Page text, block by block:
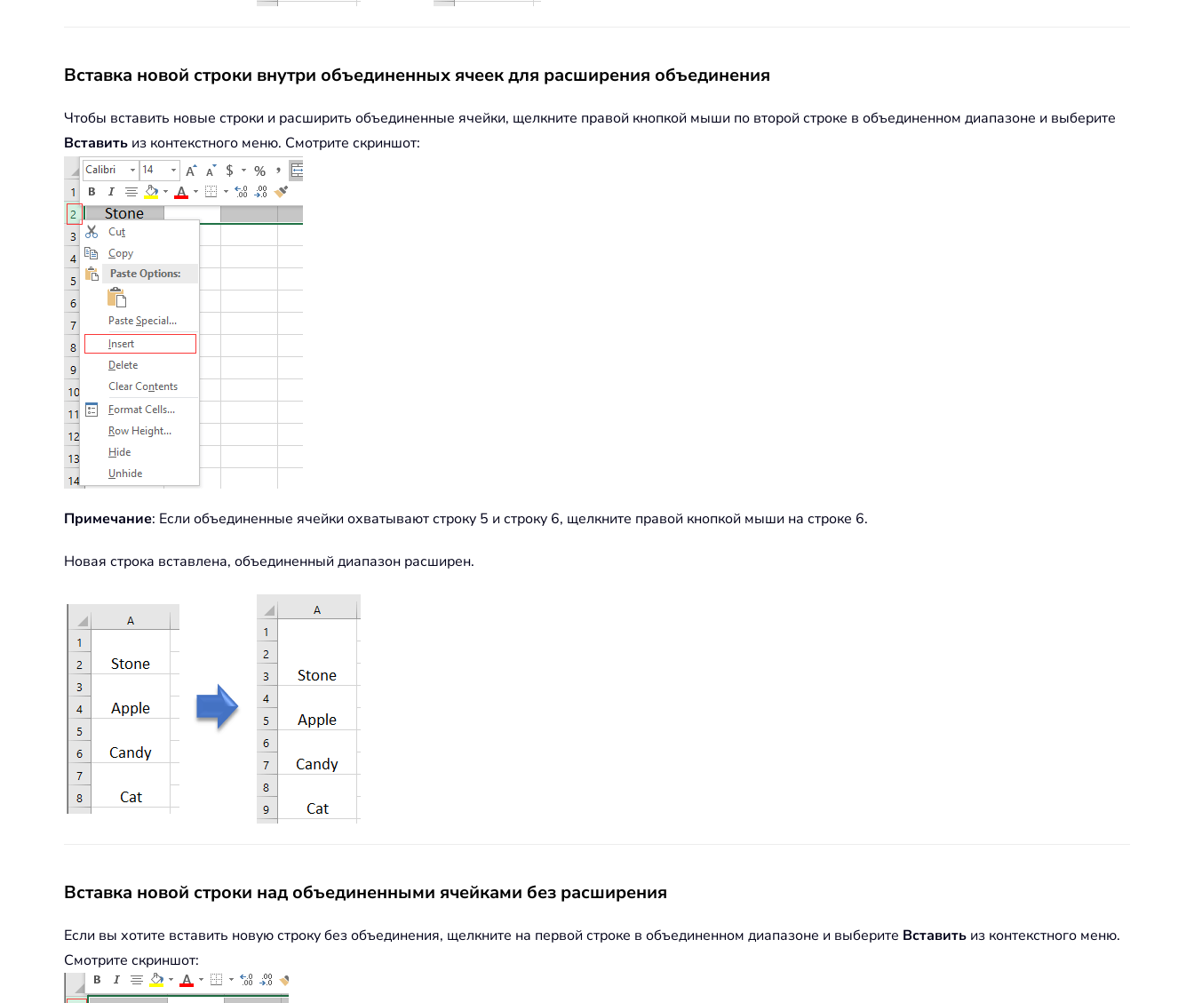
Вставка новой строки внутри объединенных ячеек для расширения объединения
Чтобы вставить новые строки и расширить объединенные ячейки, щелкните правой кнопкой мыши по второй строке в объединенном диапазоне и выберите
Вставить из контекстного меню. Смотрите скриншот:
Примечание: Если объединенные ячейки охватывают строку 5 и строку 6, щелкните правой кнопкой мыши на строке 6.
Новая строка вставлена, объединенный диапазон расширен.
Вставка новой строки над объединенными ячейками без расширения
Если вы хотите вставить новую строку без объединения, щелкните на первой строке в объединенном диапазоне и выберите Вставить из контекстного меню.
Смотрите скриншот: